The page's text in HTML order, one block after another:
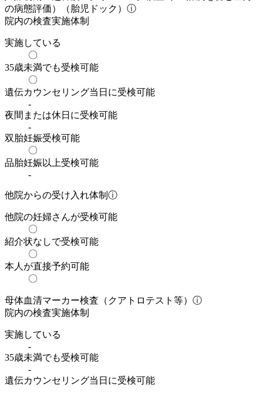
の病態評価）（胎児ドック） ⓘ
院内の検査実施体制
実施している
〇
35歳未満でも受検可能
〇
遺伝カウンセリング当日に受検可能
-
夜間または休日に受検可能
-
双胎妊娠受検可能
〇
品胎妊娠以上受検可能
-
他院からの受け入れ体制 ⓘ
他院の妊婦さんが受検可能
〇
紹介状なしで受検可能
〇
本人が直接予約可能
〇
母体血清マーカー検査（クアトロテスト等） ⓘ
院内の検査実施体制
実施している
-
35歳未満でも受検可能
-
遺伝カウンセリング当日に受検可能